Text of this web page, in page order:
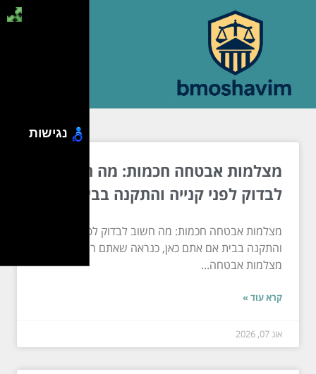
מצלמות אבטחה חכמות: מה חשוב
לבדוק לפני קנייה והתקנה בבית
מצלמות אבטחה חכמות: מה חשוב לבדוק לפני קנייה
והתקנה בבית אם אתם כאן, כנראה שאתם רוצים
מצלמות אבטחה...
קרא עוד »
אוג 07, 2026
נגישות